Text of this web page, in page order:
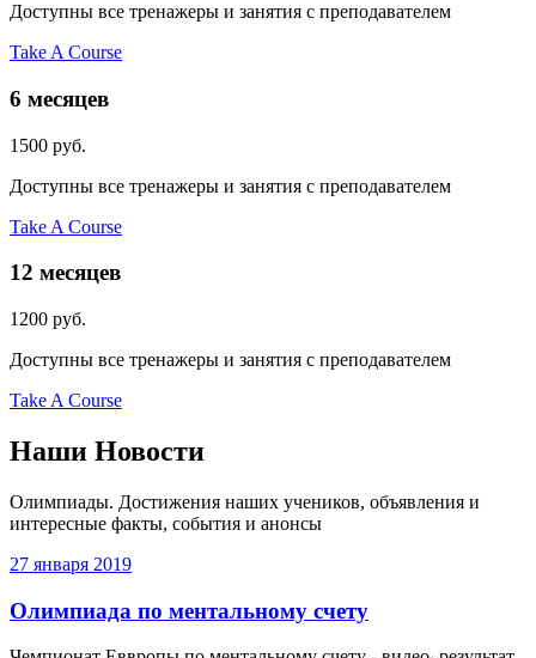
Доступны все тренажеры и занятия с преподавателем
Take A Course
6 месяцев
1500 руб.
Доступны все тренажеры и занятия с преподавателем
Take A Course
12 месяцев
1200 руб.
Доступны все тренажеры и занятия с преподавателем
Take A Course
Наши Новости
Олимпиады. Достижения наших учеников, объявления и
интересные факты, события и анонсы
27 января 2019
Олимпиада по ментальному счету